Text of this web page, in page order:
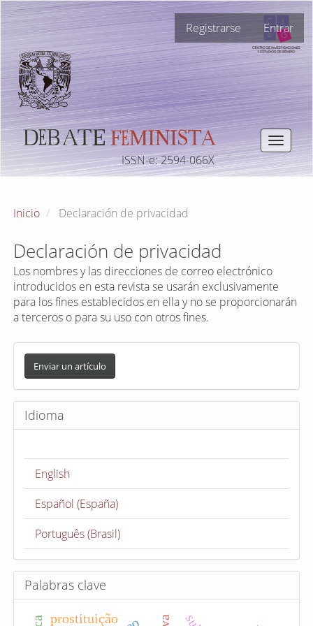
Navegación
principal
Contenido
principal
Barra
lateral
Registrarse Entrar
Toggle
ISSN-e: 2594-066X
Inicio Declaración de privacidad
Declaración de privacidad
Los nombres y las direcciones de correo electrónico
introducidos en esta revista se usarán exclusivamente
para los fines establecidos en ella y no se proporcionarán
a terceros o para su uso con otros fines.
E
v
i
a
c
l
Enviar un artículo
Idioma
English
Español (España)
Português (Brasil)
Palabras clave
prostituição